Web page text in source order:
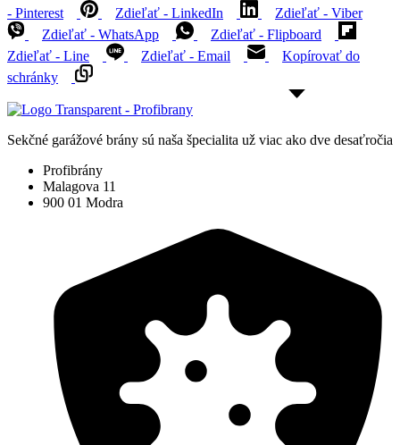
- Pinterest
Zdieľať - LinkedIn
Zdieľať - Viber
Zdieľať - WhatsApp
Zdieľať - Flipboard
Zdieľať - Line
Zdieľať - Email
Kopírovať do
schránky
Sekčné garážové brány sú naša špecialita už viac ako dve desaťročia
Profibrány
Malagova 11
900 01 Modra